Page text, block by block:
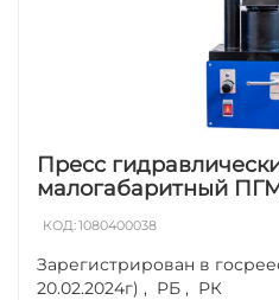
Пресс
малогабаритный
КОД:1080400038
Зарегистрирован в
20.02.2024г) , РБ , РК